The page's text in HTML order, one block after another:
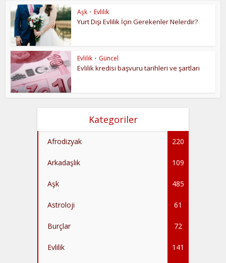
Aşk • Evlilik
Yurt Dışı Evlilik İçin Gerekenler Nelerdir?
Evlilik • Güncel
Evlilik kredisi başvuru tarihleri ve şartları
Kategoriler
Afrodizyak 220
Arkadaşlık 109
Aşk 485
Astroloji 61
Burçlar 72
Evlilik 141